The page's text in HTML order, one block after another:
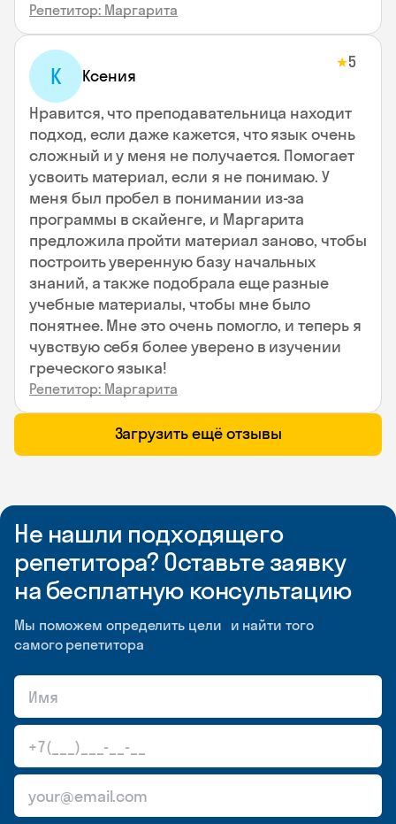
Репетитор: Маргарита
К Ксения
★5
Нравится, что преподавательница находит
подход, если даже кажется, что язык очень
сложный и у меня не получается. Помогает
усвоить материал, если я не понимаю. У
меня был пробел в понимании из-за
программы в скайенге, и Маргарита
предложила пройти материал заново, чтобы
построить уверенную базу начальных
знаний, а также подобрала еще разные
учебные материалы, чтобы мне было
понятнее. Мне это очень помогло, и теперь я
чувствую себя более уверено в изучении
греческого языка!
Репетитор: Маргарита
Загрузить ещё отзывы
Не нашли подходящего
репетитора? Оставьте заявку
на бесплатную консультацию
Мы поможем определить цели и найти того
самого репетитора